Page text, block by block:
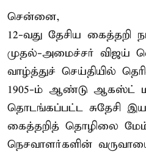
சென்னை,
12-வது தேசிய கைத்தறி
முதல்-அமைச்சர் விஜய்
வாழ்த்துச் செய்தியில்
1905-ம் ஆண்டு ஆகஸ்ட்
தொடங்கப்பட்ட சுதேசி
கைத்தறித் தொழிலை
நெசவாளர்களின்